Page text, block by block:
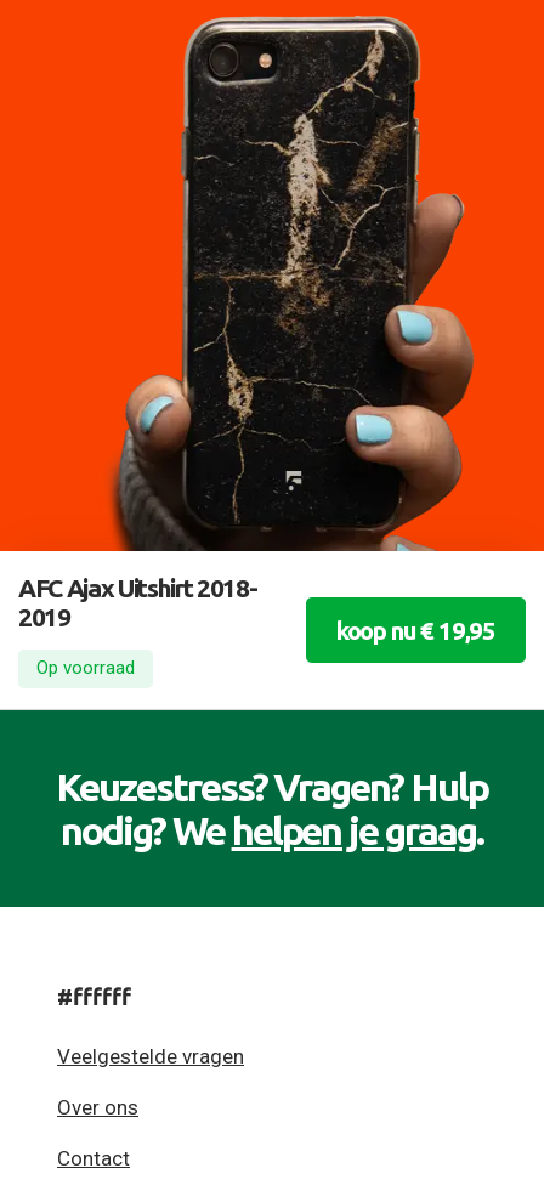
AFC Ajax Uitshirt 2018-
2019
Op voorraad
koop nu € 19,95
Keuzestress? Vragen? Hulp
nodig? Wehelpen je graag.
#ffffff
Veelgestelde vragen
Over ons
Contact